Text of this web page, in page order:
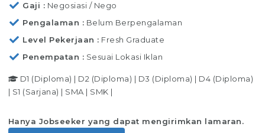
Gaji
Negosiasi / Nego
Pengalaman
Belum Berpengalaman
Level Pekerjaan
Fresh Graduate
Penempatan
Sesuai Lokasi Iklan
D1 (Diploma) | D2 (Diploma) | D3 (Diploma) | D4 (Diploma)
| S1 (Sarjana) | SMA | SMK |
Hanya Jobseeker yang dapat mengirimkan lamaran.